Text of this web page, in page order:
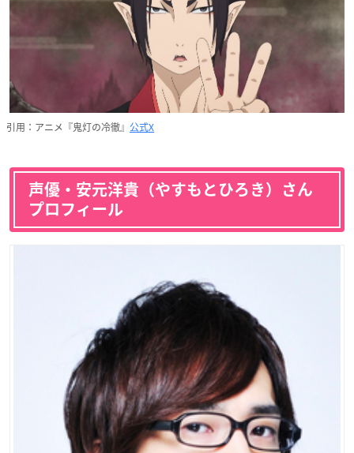
引用：アニメ『鬼灯の冷徹』 公式X
声優・安元洋貴（やすもとひろき）さん
プロフィール